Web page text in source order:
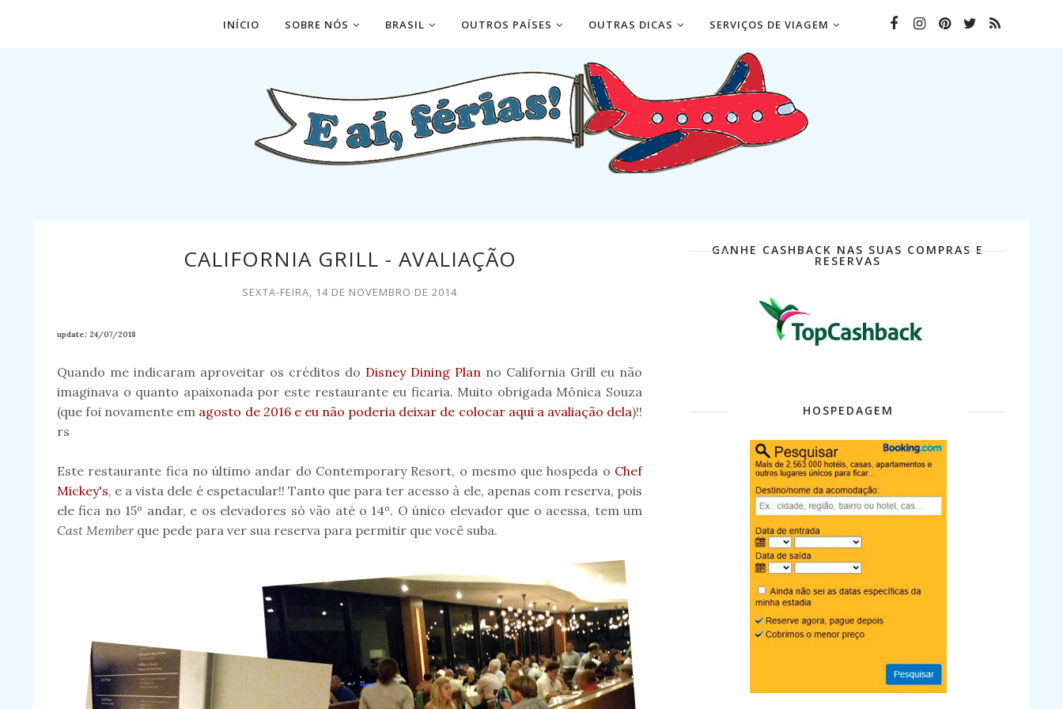
INÍCIO SOBRE NÓS BRASIL OUTROS PAÍSES OUTRAS DICAS SERVIÇOS DE VIAGEM
CALIFORNIA GRILL - AVALIAÇÃO
SEXTA-FEIRA, 14 DE NOVEMBRO DE 2014
update: 24/07/2018
Quando me indicaram aproveitar os créditos do Disney Dining Plan no California Grill eu não
imaginava o quanto apaixonada por este restaurante eu ficaria. Muito obrigada Mônica Souza
(que foi novamente em agosto de 2016 e eu não poderia deixar de colocar aqui a avaliação dela)!!
rs
Este restaurante fica no último andar do Contemporary Resort, o mesmo que hospeda o Chef
Mickey's, e a vista dele é espetacular!! Tanto que para ter acesso à ele, apenas com reserva, pois
ele fica no 15º andar, e os elevadores só vão até o 14º. O único elevador que o acessa, tem um
Cast Memberque pede para ver sua reserva para permitir que você suba.
GANHE CASHBACK NAS SUAS COMPRAS E
RESERVAS
HOSPEDAGEM